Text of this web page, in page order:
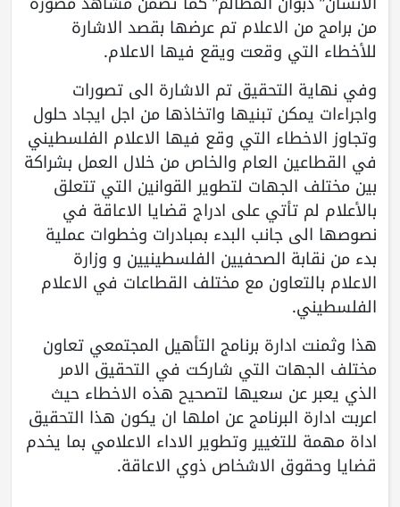
من برامج من الاعلام تم عرضها بقصد الاشارة
للأخطاء التي وقعت ويقع فيها الاعلام.
وفي نهاية التحقيق تم الاشارة الى تصورات
واجراءات يمكن تبنيها واتخاذها من اجل ايجاد حلول
وتجاوز الاخطاء التي وقع فيها الاعلام الفلسطيني
في القطاعين العام والخاص من خلال العمل بشراكة
بين مختلف الجهات لتطوير القوانين التي تتعلق
بالأعلام لم تأتي على ادراج قضايا الاعاقة في
نصوصها الى جانب البدء بمبادرات وخطوات عملية
بدء من نقابة الصحفيين الفلسطينيين و وزارة
الاعلام بالتعاون مع مختلف القطاعات في الاعلام
الفلسطيني.
هذا وثمنت ادارة برنامج التأهيل المجتمعي تعاون
مختلف الجهات التي شاركت في التحقيق الامر
الذي يعبر عن سعيها لتصحيح هذه الاخطاء حيث
اعربت ادارة البرنامج عن املها ان يكون هذا التحقيق
اداة مهمة للتغيير وتطوير الاداء الاعلامي بما يخدم
قضايا وحقوق الاشخاص ذوي الاعاقة.